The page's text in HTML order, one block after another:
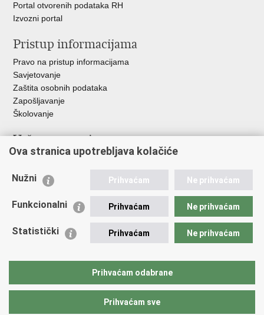
Portal otvorenih podataka RH
Izvozni portal
Pristup informacijama
Pravo na pristup informacijama
Savjetovanje
Zaštita osobnih podataka
Zapošljavanje
Školovanje
Važne poveznice
Ministarstvo unutarnjih poslova
Udruge
Policijska akademija
Zaklada policijske solidarnosti
Vučetić"
Ova stranica upotrebljava kolačiće
Nužni Prihvaćam Ne prihvaćam
Funkcionalni Prihvaćam Ne prihvaćam
Statistički Prihvaćam Ne prihvaćam
Prihvaćam odabrane
Prihvaćam sve